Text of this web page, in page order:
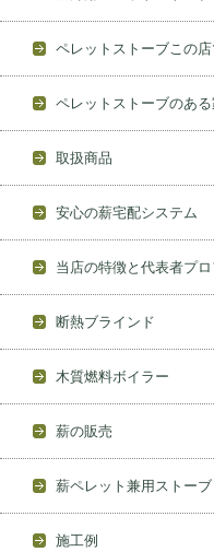
ペレットストーブこの店
ペレットストーブのあ
取扱商品
安心の薪宅配システム
当店の特徴と代表者プ
断熱ブラインド
木質燃料ボイラー
薪の販売
薪ペレット兼用ストーブ
施工例